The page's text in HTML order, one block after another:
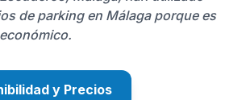
de parking en Málaga porque es
y Precios